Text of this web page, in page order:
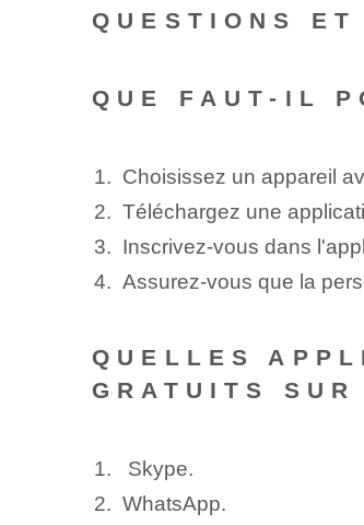
QUESTIONS ET
QUE FAUT-IL
Choisissez un appareil⁣
Téléchargez une
Inscrivez-vous dans
Assurez-vous que la
QUELLES
GRATUITS
⁢ Skype.
WhatsApp.